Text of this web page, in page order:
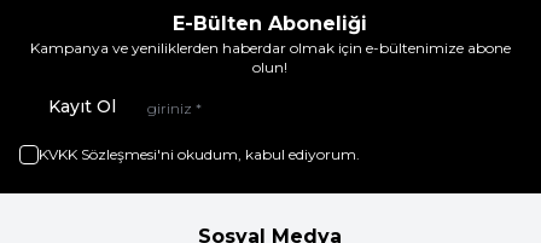
E-Bülten Aboneliği
Kampanya ve yeniliklerden haberdar olmak için e-bültenimize abone
olun!
Kayıt Ol
KVKK Sözleşmesi'ni okudum, kabul ediyorum.
Sosyal Medya